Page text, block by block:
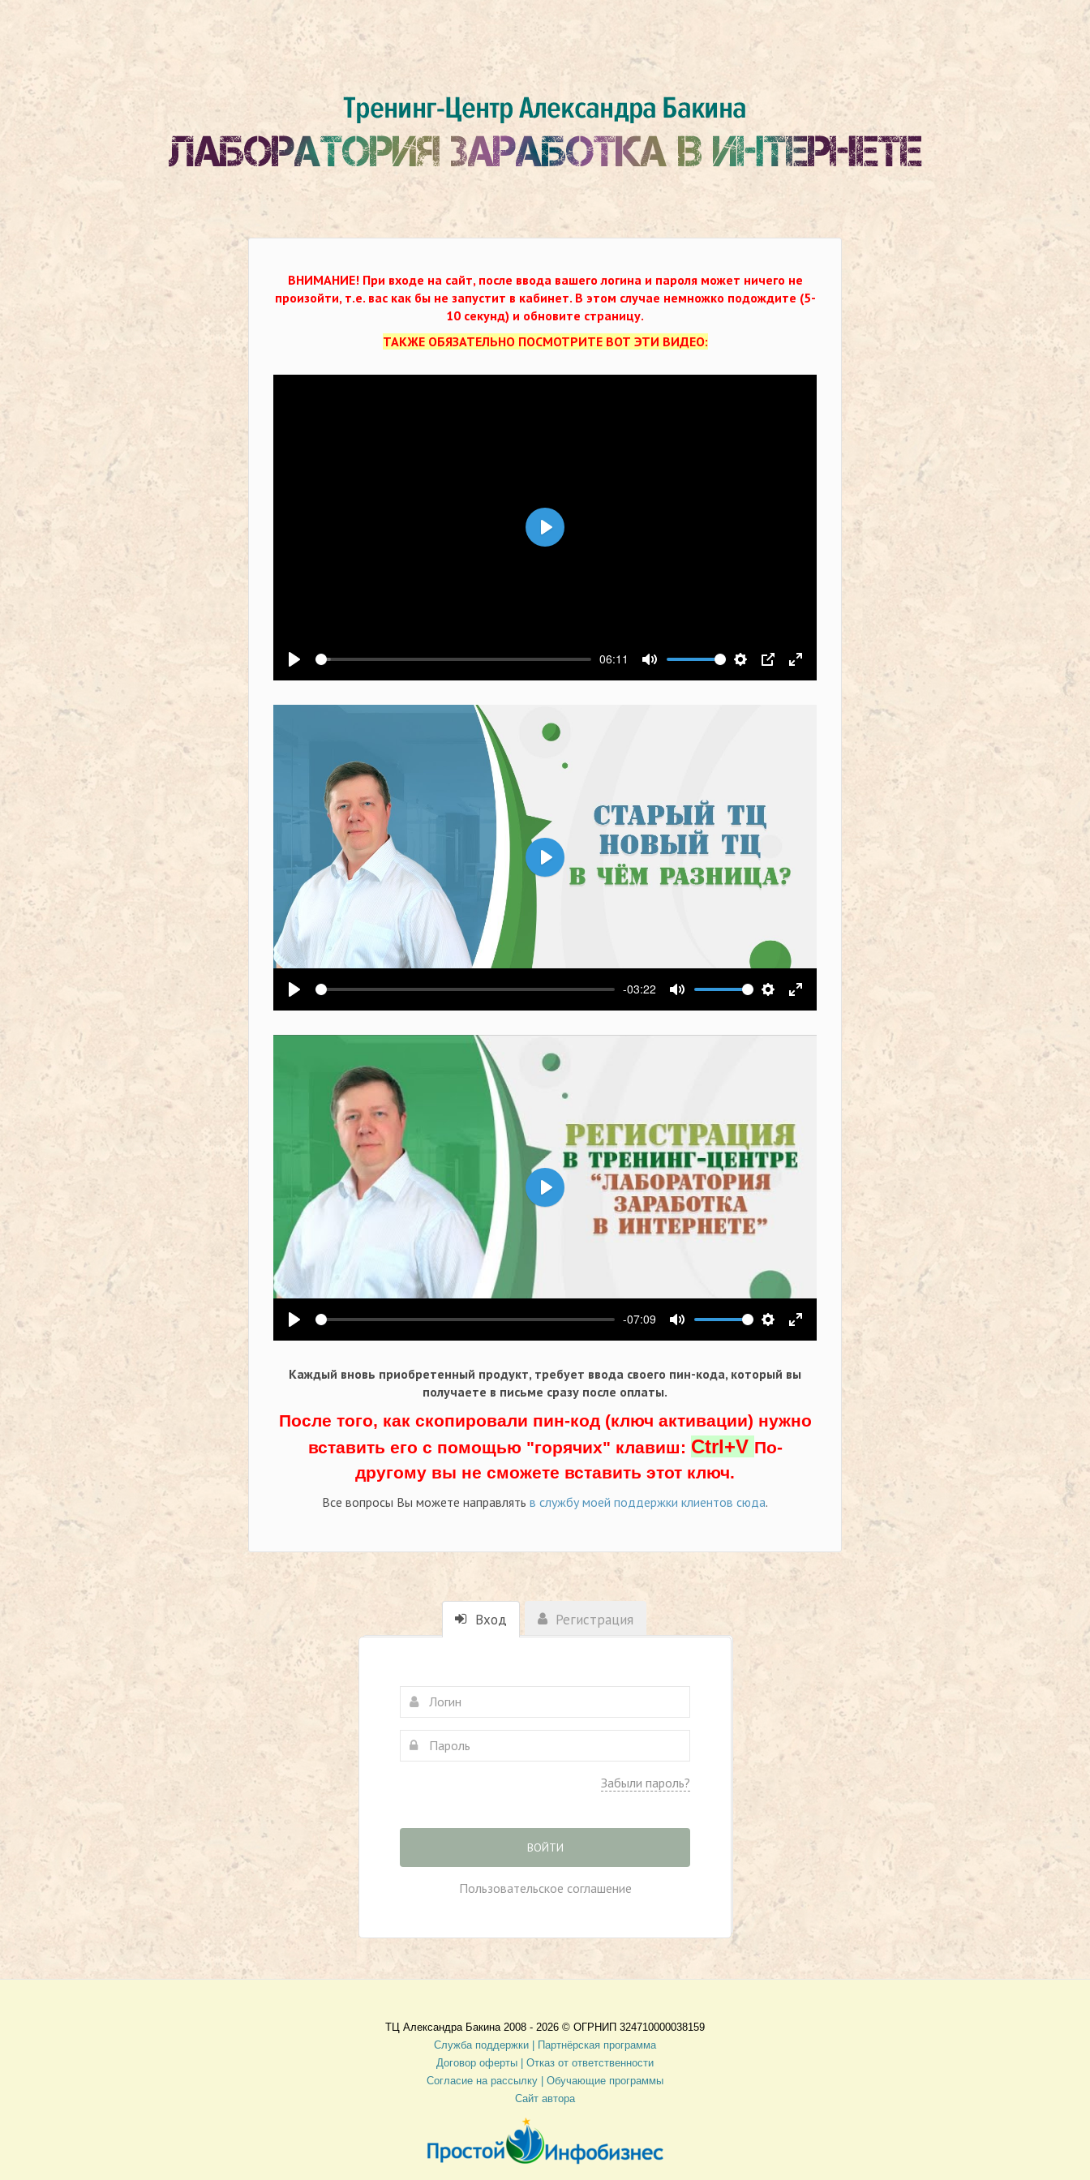
ВНИМАНИЕ! При входе на сайт, после ввода вашего логина и пароля может ничего не
произойти, т.е. вас как бы не запустит в кабинет. В этом случае немножко подождите (5-
10 секунд) и обновите страницу.
ТАКЖЕ ОБЯЗАТЕЛЬНО ПОСМОТРИТЕ ВОТ ЭТИ ВИДЕО:
Воспроизвести
06:11
Выключить звукНастройки
PIP На весь экран
Воспроизвести
Воспроизвести
-03:22
Выключить звукНастройки
На весь экран
Воспроизвести
Воспроизвести
-07:09
Выключить звукНастройки
На весь экран
Воспроизвести
Каждый вновь приобретенный продукт, требует ввода своего пин-кода, который вы
получаете в письме сразу после оплаты.
После того, как скопировали пин-код (ключ активации) нужно
вставить его с помощью "горячих" клавиш: Ctrl+V По-
другому вы не сможете вставить этот ключ.
Все вопросы Вы можете направлять в службу моей поддержки клиентов сюда.
Вход Регистрация
Забыли пароль?
ВОЙТИ
Пользовательское соглашение
ТЦ Александра Бакина 2008 - 2026 © ОГРНИП 324710000038159
Служба поддержки |
Партнёрская программа
Договор оферты
| Отказ от ответственности
Согласие на рассылку | Обучающие программы
Сайт автора